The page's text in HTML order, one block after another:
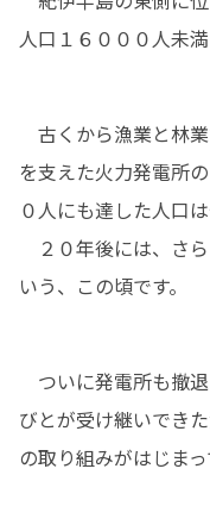
人口１６０００人未満
古くから漁業と林
を支えた火力発電所
０人にも達した人口は
２０年後には、さ
いう、この頃です。
ついに発電所も撤
びとが受け継いでき
の取り組みがはじまっ